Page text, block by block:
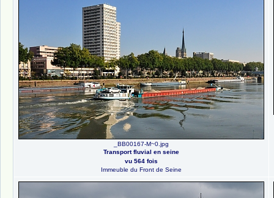
_BB00167-M~0.jpg
Transport fluvial en seine
vu 564 fois
Immeuble du Front de Seine